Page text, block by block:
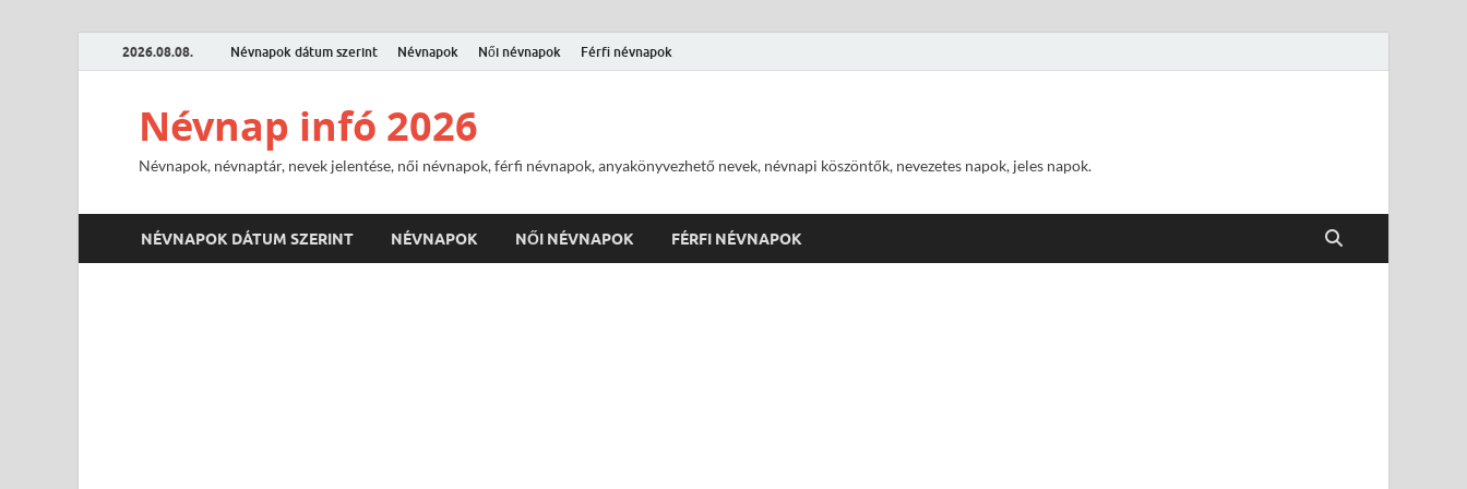
2026.08.08. Névnapok dátum szerint Névnapok Női névnapok Férfi névnapok
Névnap infó 2026
Névnapok, névnaptár, nevek jelentése, női névnapok, férfi névnapok, anyakönyvezhető nevek, névnapi köszöntők, nevezetes napok, jeles napok.
NÉVNAPOK DÁTUM SZERINT NÉVNAPOK NŐI NÉVNAPOK FÉRFI NÉVNAPOK